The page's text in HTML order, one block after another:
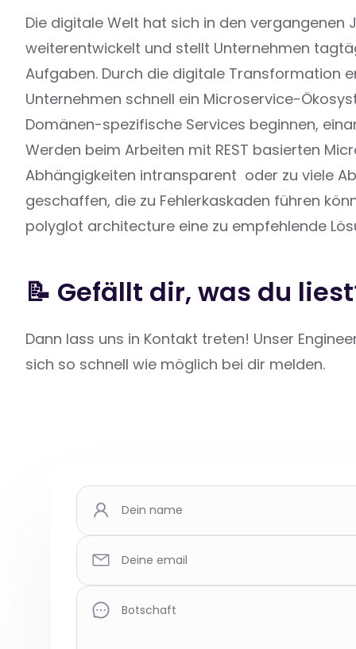
Die digitale Welt hat sich in den vergangenen
weiterentwickelt und stellt Unternehmen
Aufgaben. Durch die digitale Transformation
Unternehmen schnell ein Microservice-
Domänen-spezifische Services beginnen,
Werden beim Arbeiten mit REST basierten
Abhängigkeiten intransparent oder zu viele
geschaffen, die zu Fehlerkaskaden führen
polyglot architecture eine zu empfehlende
📝 Gefällt dir, was du
Dann lass uns in Kontakt treten! Unser
sich so schnell wie möglich bei dir melden.